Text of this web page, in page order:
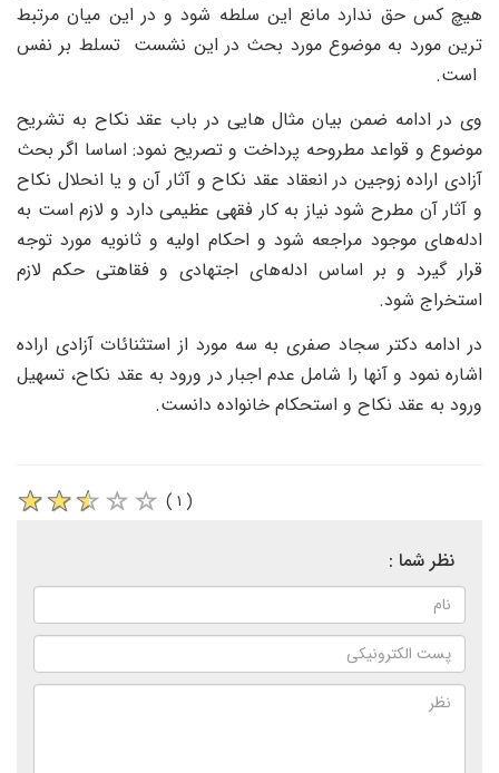
هیچ ‌کس حق ندارد مانع این سلطه شود و در این میان مرتبط
ترین مورد به موضوع مورد بحث در این نشست تسلط بر نفس
است.
وی در ادامه ضمن بیان مثال هایی در باب عقد نکاح به تشریح
موضوع و قواعد مطروحه پرداخت و تصریح نمود: اساسا اگر بحث
آزادی اراده زوجین در انعقاد عقد نکاح و آثار آن و یا انحلال نکاح
و آثار آن مطرح شود نیاز به کار فقهی عظیمی دارد و لازم است به
ادله‌های موجود مراجعه شود و احکام اولیه و ثانویه مورد توجه
قرار گیرد و بر اساس ادله‌های اجتهادی و فقاهتی حکم لازم
استخراج شود.
در ادامه دکتر سجاد صفری به سه مورد از استثنائات آزادی اراده
اشاره نمود و آنها را شامل عدم اجبار در ورود به عقد نکاح، تسهیل
ورود به عقد نکاح و استحکام خانواده دانست.
( ۱ )
نظر شما :